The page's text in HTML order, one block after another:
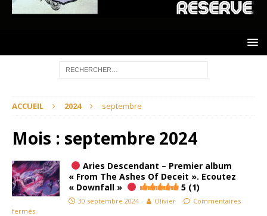
ACCUEIL 2024 septembre
Mois : septembre 2024
Aries Descendant – Premier album
« From The Ashes Of Deceit ». Ecoutez
« Downfall »
5 (1)
30 septembre 2024 Olivier
Commentaires
fermés